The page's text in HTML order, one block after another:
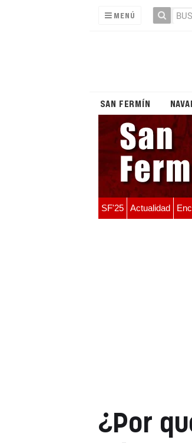
MENÚ
SAN FERMÍN
SF'25 Actualidad
¿Por